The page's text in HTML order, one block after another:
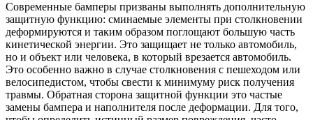
Современные бамперы призваны выполнять дополнительную
защитную функцию: сминаемые элементы при столкновении
деформируются и таким образом поглощают большую часть
кинетической энергии. Это защищает не только автомобиль,
но и объект или человека, в который врезается автомобиль.
Это особенно важно в случае столкновения с пешеходом или
велосипедистом, чтобы свести к минимуму риск получения
травмы. Обратная сторона защитной функции это частые
замены бампера и наполнителя после деформации. Для того,